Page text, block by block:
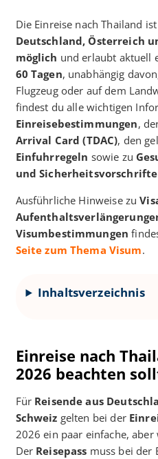
Die Einreise nach Thailand
Deutschland, Österreich
möglich und erlaubt aktuell
60 Tagen, unabhängig
Flugzeug oder auf dem
findest du alle wichtigen
Einreisebestimmungen,
Arrival Card (TDAC), den
Einfuhrregeln sowie zu
und
Ausführliche Hinweise zu
Visumbestimmungen
Seite zum Thema Visum.
Inhaltsverzeichnis
Einreise nach
2026 beachten
Für Reisende aus
Schweiz gelten bei der
2026 ein paar einfache,
Der Reisepass muss bei der